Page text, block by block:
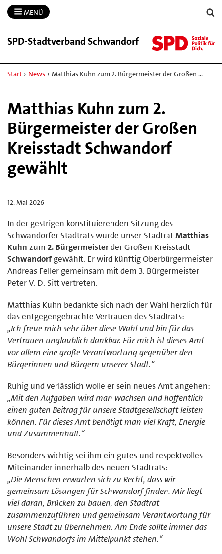
MENÜ
SPD-​Stadtverband Schwandorf
Start › News › Matthias Kuhn zum 2. Bürgermeister der Großen …
Matthias Kuhn zum 2.
Bürgermeister der Großen
Kreisstadt Schwandorf
gewählt
12. Mai 2026
In der gestrigen konstituierenden Sitzung des
Schwandorfer Stadtrats wurde unser StadtratMatthias
Kuhn zum 2. Bürgermeisterder Großen Kreisstadt
Schwandorfgewählt. Er wird künftig Oberbürgermeister
Andreas Feller gemeinsam mit dem 3. Bürgermeister
Peter V. D. Sitt vertreten.
Matthias Kuhn bedankte sich nach der Wahl herzlich für
das entgegengebrachte Vertrauen des Stadtrats:
„Ich freue mich sehr über diese Wahl und bin für das
Vertrauen unglaublich dankbar. Für mich ist dieses Amt
vor allem eine große Verantwortung gegenüber den
Bürgerinnen und Bürgern unserer Stadt.“
Ruhig und verlässlich wolle er sein neues Amt angehen:
„Mit den Aufgaben wird man wachsen und hoffentlich
einen guten Beitrag für unsere Stadtgesellschaft leisten
können. Für dieses Amt benötigt man viel Kraft, Energie
und Zusammenhalt.“
Besonders wichtig sei ihm ein gutes und respektvolles
Miteinander innerhalb des neuen Stadtrats:
„Die Menschen erwarten sich zu Recht, dass wir
gemeinsam Lösungen für Schwandorf finden. Mir liegt
viel daran, Brücken zu bauen, den Stadtrat
zusammenzuführen und gemeinsam Verantwortung für
unsere Stadt zu übernehmen. Am Ende sollte immer das
Wohl Schwandorfs im Mittelpunkt stehen.“